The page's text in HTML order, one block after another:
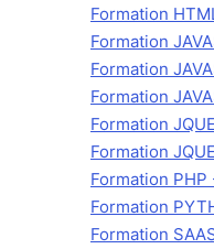
Formation
Formation
Formation
Formation
Formation
Formation
Formation
Formation
Formation